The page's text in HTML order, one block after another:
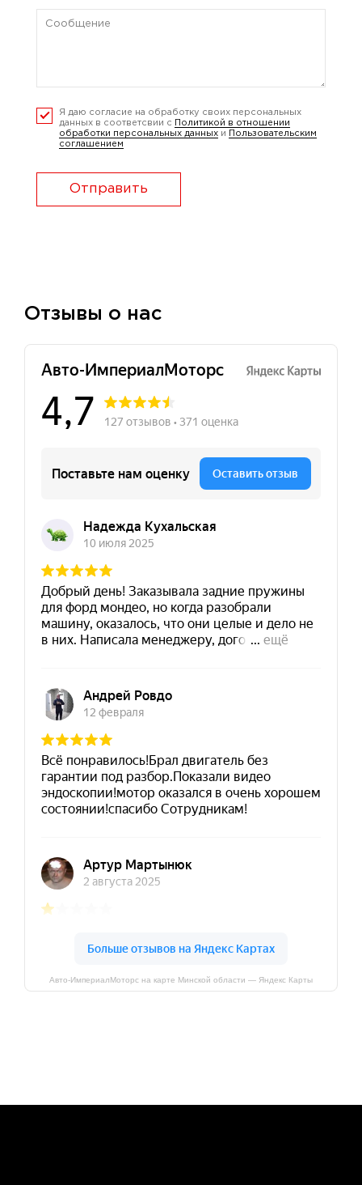
Я даю согласие на обработку своих персональных
данных в соответсвии с
Политикой в отношении
обработки персональных данных и
Пользовательским
соглашением
Отправить
Отзывы о нас
Авто-ИмпериалМоторс на карте Минской области — Яндекс Карты